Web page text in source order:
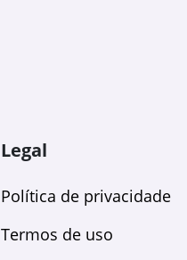
Legal
Política de privacidade
Termos de uso